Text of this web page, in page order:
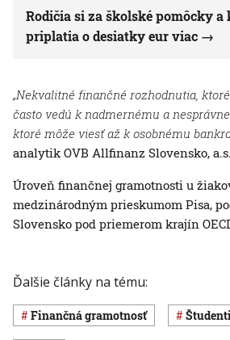
Rodičia si za školské pomôcky
priplatia o desiatky eur viac
„Nekvalitné finančné rozhodnutia,
často vedú k nadmernému a
ktoré môže viesť až k osobnému
analytik OVB Allfinanz Slovensko,
Úroveň finančnej gramotnosti u
medzinárodným prieskumom Pisa,
Slovensko pod priemerom krajín
Ďalšie články na tému:
finančná gramotnosť